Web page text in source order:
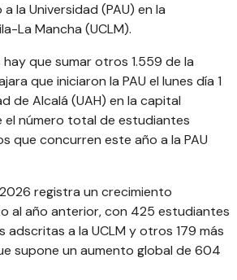
la Universidad (PAU) en la
La Mancha (UCLM).
que sumar otros 1.559 de la
que iniciaron la PAU el lunes día 1
de Alcalá (UAH) en la capital
el número total de estudiantes
que concurren este año a la PAU
registra un crecimiento
al año anterior, con 425 estudiantes
adscritas a la UCLM y otros 179 más
supone un aumento global de 604